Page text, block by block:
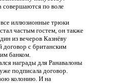
совершаются по воле
все иллюзионные трюки
частым гостем, он также
из вечеров Казнёву
договор с британским
банком.
награды для Ранавалоны
подписала договор.
колонию. И на